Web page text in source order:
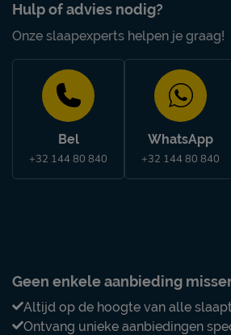
Hulp of advies nodig?
Onze slaapexperts helpen je graag!
Bel
+32 144 80 840
WhatsApp
+32 144 80 840
Geen enkele aanbieding
Altijd op de hoogte van alle
Ontvang unieke aanbiedingen